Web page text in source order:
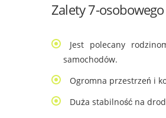
Zalety 7-
Jest polecany
samochodów.
Ogromna przestrzeń i
Duża stabilność na